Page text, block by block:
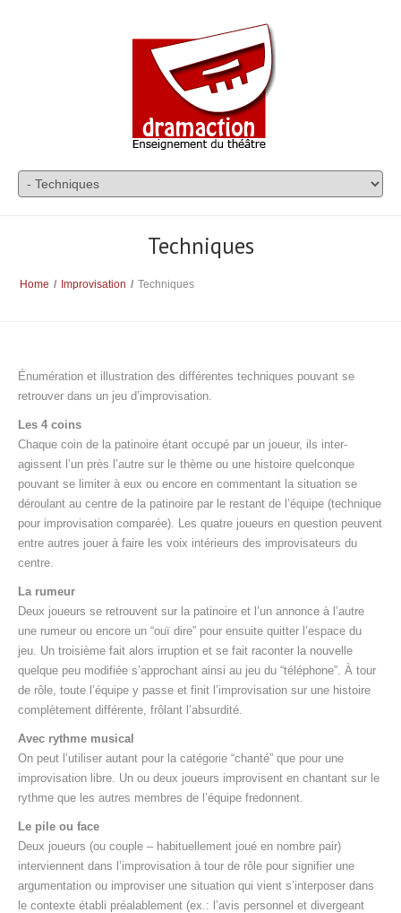
Techniques
Home / Improvisation / Techniques
Énumération et illustration des différentes techniques pouvant se
retrouver dans un jeu d’improvisation.
Les 4 coins
Chaque coin de la patinoire étant occupé par un joueur, ils inter-
agissent l’un près l’autre sur le thème ou une histoire quelconque
pouvant se limiter à eux ou encore en commentant la situation se
déroulant au centre de la patinoire par le restant de l’équipe (technique
pour improvisation comparée). Les quatre joueurs en question peuvent
entre autres jouer à faire les voix intérieurs des improvisateurs du
centre.
La rumeur
Deux joueurs se retrouvent sur la patinoire et l’un annonce à l’autre
une rumeur ou encore un “ouï dire” pour ensuite quitter l’espace du
jeu. Un troisième fait alors irruption et se fait raconter la nouvelle
quelque peu modifiée s’approchant ainsi au jeu du “téléphone”. À tour
de rôle, toute l’équipe y passe et finit l’improvisation sur une histoire
complètement différente, frôlant l’absurdité.
Avec rythme musical
On peut l’utiliser autant pour la catégorie “chanté” que pour une
improvisation libre. Un ou deux joueurs improvisent en chantant sur le
rythme que les autres membres de l’équipe fredonnent.
Le pile ou face
Deux joueurs (ou couple – habituellement joué en nombre pair)
interviennent dans l’improvisation à tour de rôle pour signifier une
argumentation ou improviser une situation qui vient s’interposer dans
le contexte établi préalablement (ex.: l’avis personnel et divergeant